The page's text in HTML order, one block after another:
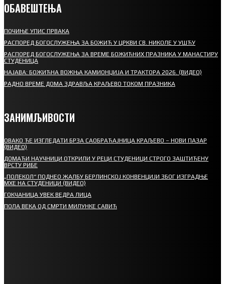
ОБАВЕШТЕЊА
ПОЧИЊЕ УПИС ПРВАКА
РАСПОРЕД БОГОСЛУЖЕЊА ЗА БОЖИЋ У ЦРКВИ СВ. НИКОЛЕ У УШЋУ
РАСПОРЕД БОГОСЛУЖЕЊА ЗА ВРЕМЕ БОЖИЋНИХ ПРАЗНИКА У МАНАСТИРУ
СТУДЕНИЦА
НАЈАВА: БОЖИЋНА ВОЖЊА КАМИОНЏИЈА И ТРАКТОРА 2026. (ВИДЕО)
РАДНО ВРЕМЕ ДОМА ЗДРАВЉА КРАЉЕВО ТОКОМ ПРАЗНИКА
ЗАНИМЉИВОСТИ
ОВАКО ЋЕ ИЗГЛЕДАТИ БРЗА САОБРАЋАЈНИЦА КРАЉЕВО – НОВИ ПАЗАР
(ВИДЕО)
ДОМАЋИ НАУЧНИЦИ ОТКРИЛИ У РЕЦИ СТУДЕНИЦИ СТРОГО ЗАШТИЋЕНУ
ВРСТУ РИБЕ
„ПОЛЕКОЛ“ ПОДНЕО ЖАЛБУ БЕРЛИНСКОЈ КОНВЕНЦИЈИ ЗБОГ ИЗГРАДЊЕ
МХЕ НА СТУДЕНИЦИ (ВИДЕО)
ГОКЧАНИЦА УВЕК ВЕДРА ЛИЦА
ПОЛА ВЕКА ОД СМРТИ МИЛУНКЕ САВИЋ